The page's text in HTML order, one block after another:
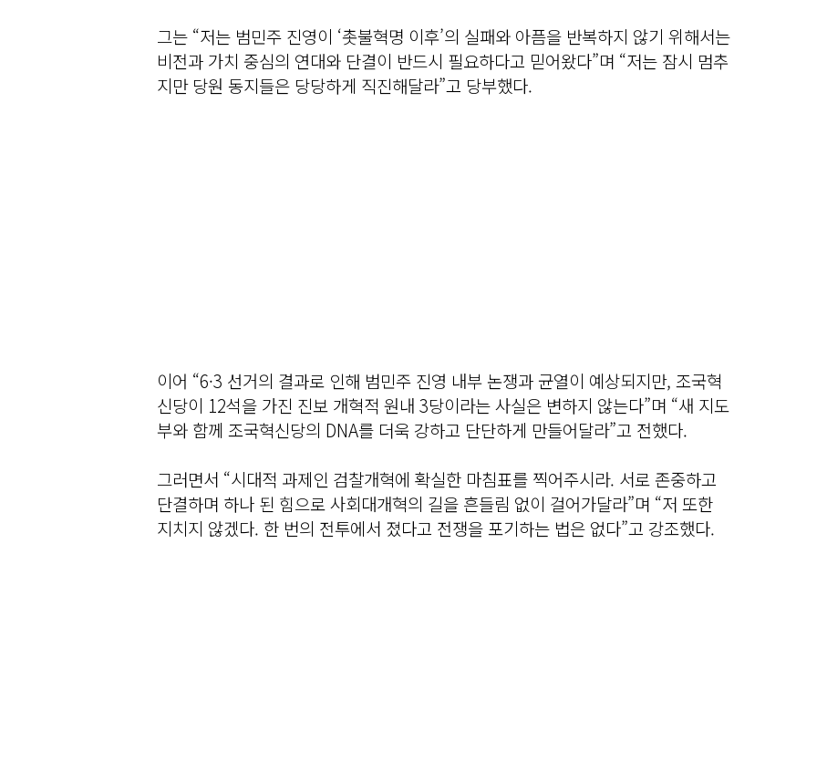
그는 “저는 범민주 진영이 ‘촛불혁명 이후’의 실패와 아픔을 반복하지 않기 위해서는
비전과 가치 중심의 연대와 단결이 반드시 필요하다고 믿어왔다”며 “저는 잠시 멈추
지만 당원 동지들은 당당하게 직진해달라”고 당부했다.
이어 “6·3 선거의 결과로 인해 범민주 진영 내부 논쟁과 균열이 예상되지만, 조국혁
신당이 12석을 가진 진보 개혁적 원내 3당이라는 사실은 변하지 않는다”며 “새 지도
부와 함께 조국혁신당의 DNA를 더욱 강하고 단단하게 만들어달라”고 전했다.
그러면서 “시대적 과제인 검찰개혁에 확실한 마침표를 찍어주시라. 서로 존중하고
단결하며 하나 된 힘으로 사회대개혁의 길을 흔들림 없이 걸어가달라”며 “저 또한
지치지 않겠다. 한 번의 전투에서 졌다고 전쟁을 포기하는 법은 없다”고 강조했다.